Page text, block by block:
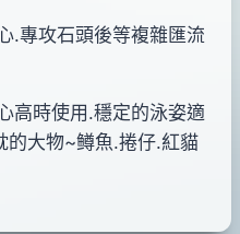
.專攻石頭後等複雜匯流
高時使用.穩定的泳姿適
的大物~鳟魚.捲仔.紅貓